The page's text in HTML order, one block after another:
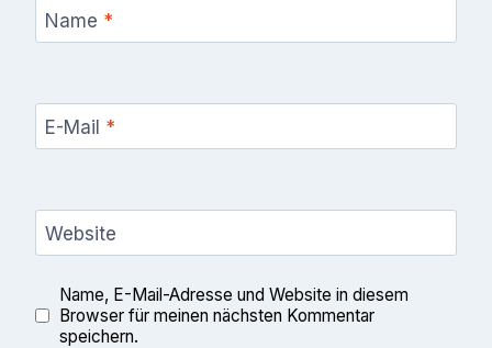
Name *
E-Mail *
Website
Name, E-Mail-Adresse und Website in diesem
Browser für meinen nächsten Kommentar
speichern.